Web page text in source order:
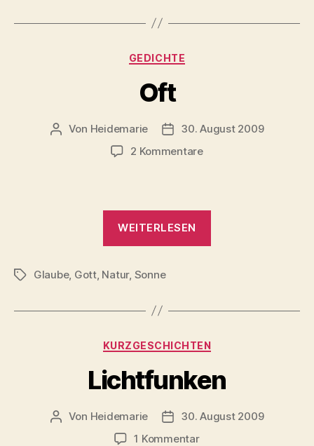
Kategorien
GEDICHTE
Oft
Beitragsautor
Von Heidemarie Veröffentlichungsdatum
30. August 2009
2 Kommentarezu
WEITERLESEN
Schlagwörter
Glaube, Gott, Natur, Sonne
Kategorien
KURZGESCHICHTEN
Lichtfunken
Beitragsautor
Von Heidemarie Veröffentlichungsdatum
30. August 2009
1 Kommentarzu